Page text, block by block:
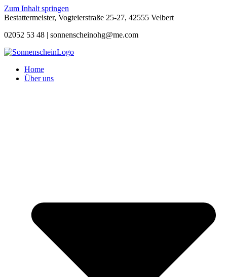
Zum Inhalt springen
Bestattermeister, Vogteierstraße 25-27, 42555 Velbert
02052 53 48 | sonnenscheinohg@me.com
Home
Über uns